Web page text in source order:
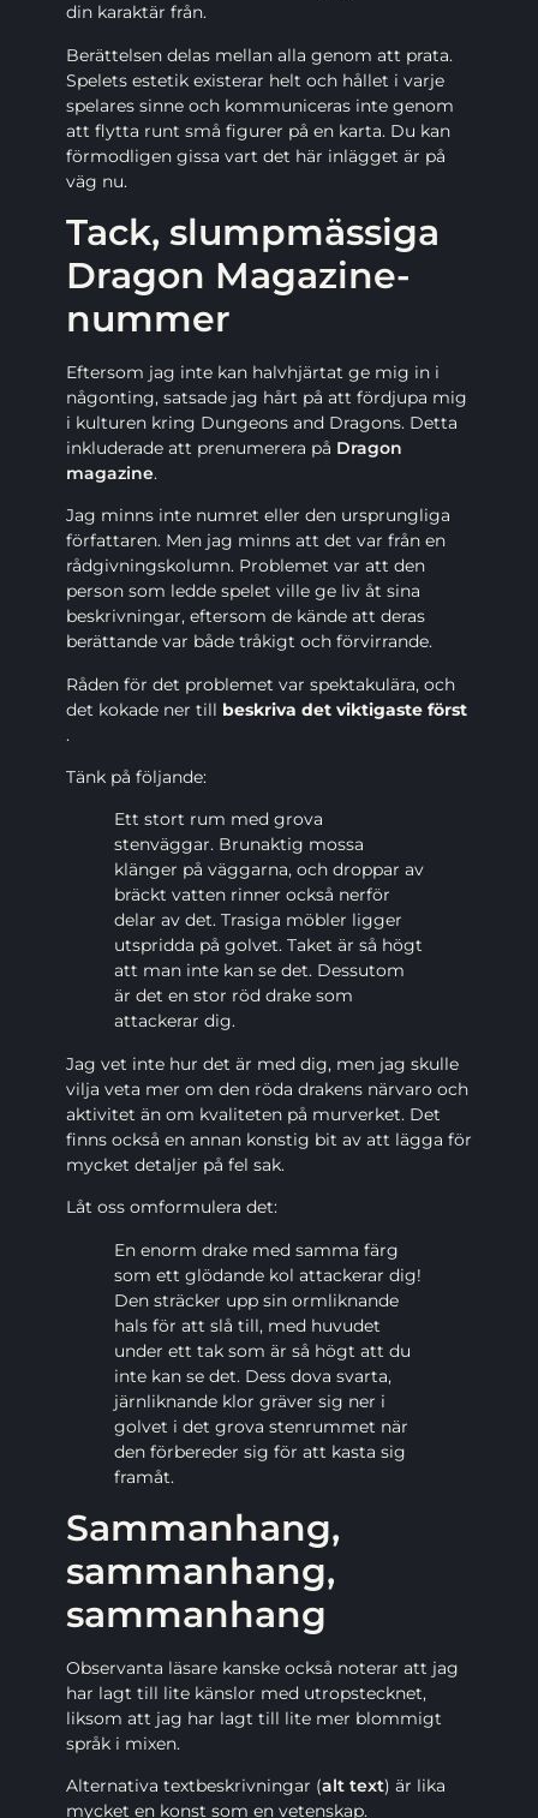
din karaktär från.
Berättelsen delas mellan alla genom att prata.
Spelets estetik existerar helt och hållet i varje
spelares sinne och kommuniceras inte genom
att flytta runt små figurer på en karta. Du kan
förmodligen gissa vart det här inlägget är på
väg nu.
Tack, slumpmässiga
Dragon Magazine-
nummer
Eftersom jag inte kan halvhjärtat ge mig in i
någonting, satsade jag hårt på att fördjupa mig
i kulturen kring Dungeons and Dragons. Detta
inkluderade att prenumerera på Dragon
magazine.
Jag minns inte numret eller den ursprungliga
författaren. Men jag minns att det var från en
rådgivningskolumn. Problemet var att den
person som ledde spelet ville ge liv åt sina
beskrivningar, eftersom de kände att deras
berättande var både tråkigt och förvirrande.
Råden för det problemet var spektakulära, och
det kokade ner till beskriva det viktigaste först
.
Tänk på följande:
Ett stort rum med grova
stenväggar. Brunaktig mossa
klänger på väggarna, och droppar av
bräckt vatten rinner också nerför
delar av det. Trasiga möbler ligger
utspridda på golvet. Taket är så högt
att man inte kan se det. Dessutom
är det en stor röd drake som
attackerar dig.
Jag vet inte hur det är med dig, men jag skulle
vilja veta mer om den röda drakens närvaro och
aktivitet än om kvaliteten på murverket. Det
finns också en annan konstig bit av att lägga för
mycket detaljer på fel sak.
Låt oss omformulera det:
En enorm drake med samma färg
som ett glödande kol attackerar dig!
Den sträcker upp sin ormliknande
hals för att slå till, med huvudet
under ett tak som är så högt att du
inte kan se det. Dess dova svarta,
järnliknande klor gräver sig ner i
golvet i det grova stenrummet när
den förbereder sig för att kasta sig
framåt.
Sammanhang,
sammanhang,
sammanhang
Observanta läsare kanske också noterar att jag
har lagt till lite känslor med utropstecknet,
liksom att jag har lagt till lite mer blommigt
språk i mixen.
Alternativa textbeskrivningar (alt text) är lika
mycket en konst som en vetenskap.